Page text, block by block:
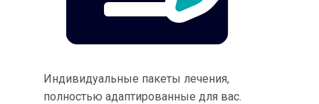
Индивидуальные пакеты лечения,
полностью адаптированные для вас.